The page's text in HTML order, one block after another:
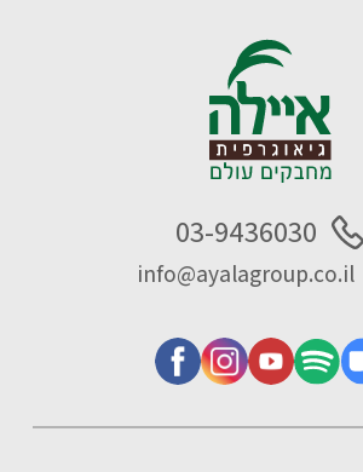
03-9436030
info@ayalagroup.co.il